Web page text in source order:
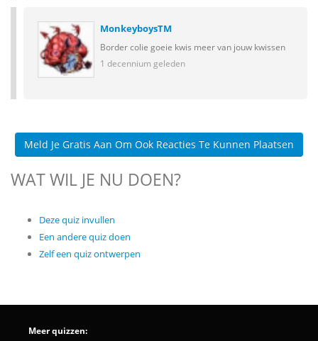
MonkeyboysTM
Border colie goeie kwis meer van jouw kwissen
1 decennium geleden
Meld Je Gratis Aan Om Ook Reacties Te Kunnen Plaatsen
WAT WIL JE NU DOEN?
Deze quiz invullen
Een andere quiz doen
Zelf een quiz ontwerpen
Meer quizzen: